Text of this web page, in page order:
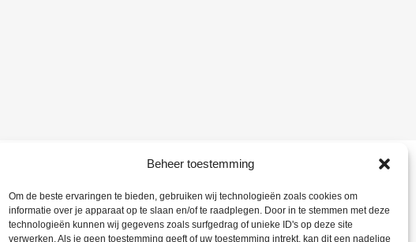
Beheer toestemming
Om de beste ervaringen te bieden, gebruiken wij technologieën zoals cookies om
informatie over je apparaat op te slaan en/of te raadplegen. Door in te stemmen met deze
technologieën kunnen wij gegevens zoals surfgedrag of unieke ID's op deze site
verwerken. Als je geen toestemming geeft of uw toestemming intrekt, kan dit een nadelige